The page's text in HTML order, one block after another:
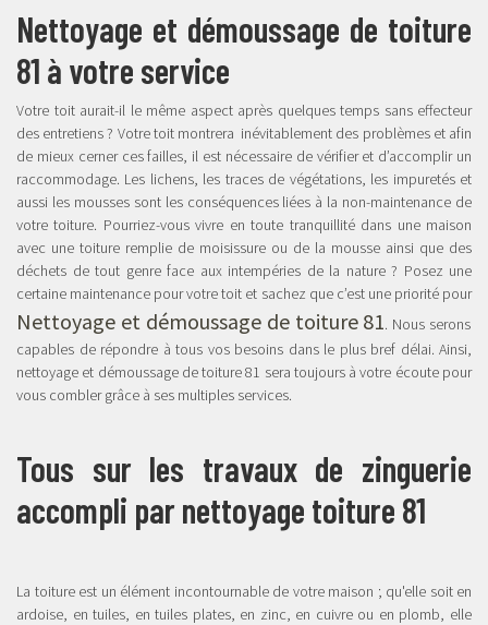
Nettoyage et démoussage de toiture
81 à votre service
Votre toit aurait-il le même aspect après quelques temps sans effecteur
des entretiens ? Votre toit montrera inévitablement des problèmes et afin
de mieux cerner ces failles, il est nécessaire de vérifier et d’accomplir un
raccommodage. Les lichens, les traces de végétations, les impuretés et
aussi les mousses sont les conséquences liées à la non-maintenance de
votre toiture. Pourriez-vous vivre en toute tranquillité dans une maison
avec une toiture remplie de moisissure ou de la mousse ainsi que des
déchets de tout genre face aux intempéries de la nature ? Posez une
certaine maintenance pour votre toit et sachez que c’est une priorité pour
Nettoyage et démoussage de toiture 81. Nous serons
capables de répondre à tous vos besoins dans le plus bref délai. Ainsi,
nettoyage et démoussage de toiture 81 sera toujours à votre écoute pour
vous combler grâce à ses multiples services.
Tous sur les travaux de zinguerie
accompli par nettoyage toiture 81
La toiture est un élément incontournable de votre maison ; qu'elle soit en
ardoise, en tuiles, en tuiles plates, en zinc, en cuivre ou en plomb, elle